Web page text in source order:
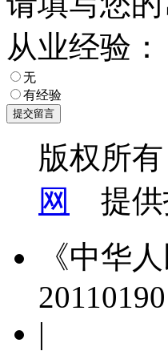
从业经验：
无
有经验
版权所
网
提供
《中华
20110190
|